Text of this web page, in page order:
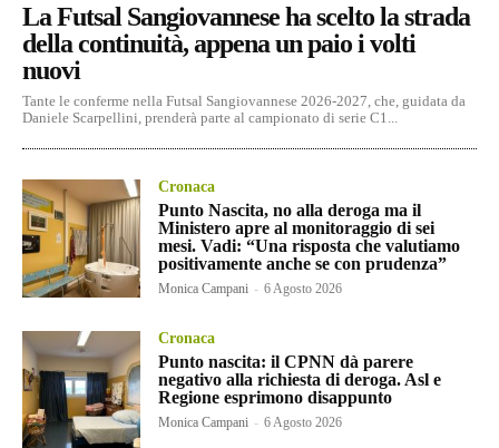
La Futsal Sangiovannese ha scelto la strada
della continuità, appena un paio i volti
nuovi
Tante le conferme nella Futsal Sangiovannese 2026-2027, che, guidata da
Daniele Scarpellini, prenderà parte al campionato di serie C1...
Cronaca
Punto Nascita, no alla deroga ma il
Ministero apre al monitoraggio di sei
mesi. Vadi: “Una risposta che valutiamo
positivamente anche se con prudenza”
Monica Campani - 6 Agosto 2026
Cronaca
Punto nascita: il CPNN dà parere
negativo alla richiesta di deroga. Asl e
Regione esprimono disappunto
Monica Campani - 6 Agosto 2026